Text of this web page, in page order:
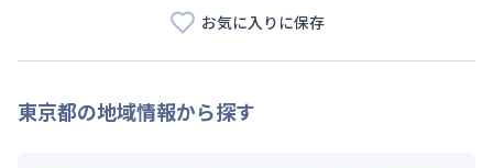
お気に入りに保存
東京都の地域情報から探す